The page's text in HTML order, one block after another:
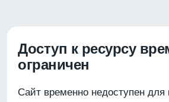
Доступ к ресурсу
ограничен
Сайт временно недоступен для